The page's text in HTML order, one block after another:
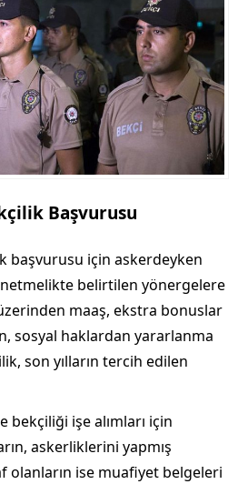
Başvurusu
başvurusu için askerdeyken
belirtilen yönergelere
maaş, ekstra bonuslar
sosyal haklardan yararlanma
son yılların tercih edilen
bekçiliği işe alımları için
askerliklerini yapmış
olanların ise muafiyet belgeleri